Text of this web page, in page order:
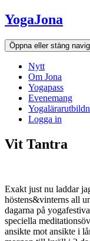
Hoppa
till
innehållet
YogaJona
Öppna eller stäng
Nytt
Om Jona
Yogapass
Evenemang
Logga in
Vit Tantra
Exakt just nu laddar
höstens&vinterns all
dagarna på
speciella
ansikte mot ansikte i